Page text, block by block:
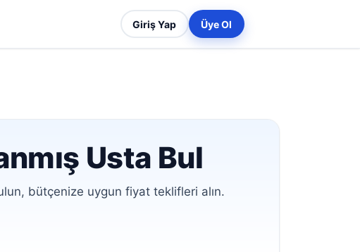
Giriş Yap Üye Ol
Usta Bul
bütçenize uygun fiyat teklifleri alın.